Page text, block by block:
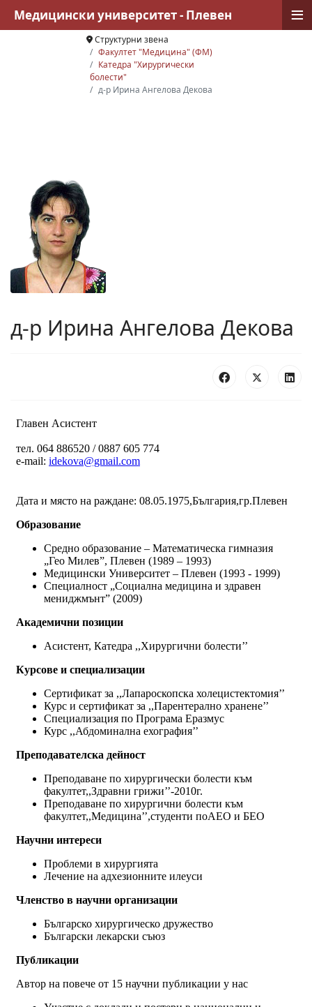
Структурни звена
Факултет "Медицина" (ФМ)
Катедра "Хирургически
болести"
д-р Ирина Ангелова Декова
д-р Ирина Ангелова Декова
Медицински университет - Плевен ≡